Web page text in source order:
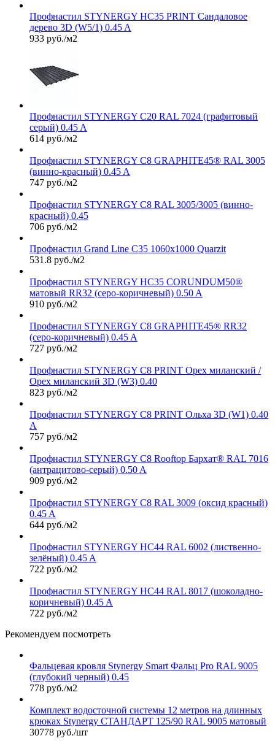
Профнастил STYNERGY НС35 PRINT Сандаловое
дерево 3D (W5/1) 0.45 A
933 руб./м2
Профнастил STYNERGY С20 RAL 7024 (графитовый
серый) 0.45 A
614 руб./м2
Профнастил STYNERGY С8 GRAPHITE45® RAL 3005
(винно-красный) 0.45 A
747 руб./м2
Профнастил STYNERGY С8 RAL 3005/3005 (винно-
красный) 0.45
706 руб./м2
Профнастил Grand Line С35 1060х1000 Quarzit
531.8 руб./м2
Профнастил STYNERGY НС35 CORUNDUM50®
матовый RR32 (серо-коричневый) 0.50 A
910 руб./м2
Профнастил STYNERGY С8 GRAPHITE45® RR32
(серо-коричневый) 0.45 A
727 руб./м2
Профнастил STYNERGY С8 PRINT Орех миланский /
Орех миланский 3D (W3) 0.40
823 руб./м2
Профнастил STYNERGY С8 PRINT Ольха 3D (W1) 0.40
A
757 руб./м2
Профнастил STYNERGY С8 Rooftop Бархат® RAL 7016
(антрацитово-серый) 0.50 A
909 руб./м2
Профнастил STYNERGY С8 RAL 3009 (оксид красный)
0.45 A
644 руб./м2
Профнастил STYNERGY НС44 RAL 6002 (лиственно-
зелёный) 0.45 A
722 руб./м2
Профнастил STYNERGY НС44 RAL 8017 (шоколадно-
коричневый) 0.45 A
722 руб./м2
Рекомендуем посмотреть
Фальцевая кровля Stynergy Smart Фальц Pro RAL 9005
(глубокий черный) 0.45
778 руб./м2
Комплект водосточной системы 12 метров на длинных
крюках Stynergy СТАНДАРТ 125/90 RAL 9005 матовый
30778 руб./шт